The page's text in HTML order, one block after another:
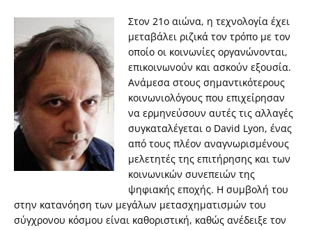
Στον 21ο αιώνα, η τεχνολογία έχει
μεταβάλει ριζικά τον τρόπο με τον
οποίο οι κοινωνίες οργανώνονται,
επικοινωνούν και ασκούν εξουσία.
Ανάμεσα στους σημαντικότερους
κοινωνιολόγους που επιχείρησαν
να ερμηνεύσουν αυτές τις αλλαγές
συγκαταλέγεται ο David Lyon, ένας
από τους πλέον αναγνωρισμένους
μελετητές της επιτήρησης και των
κοινωνικών συνεπειών της
ψηφιακής εποχής. Η συμβολή του
στην κατανόηση των μεγάλων μετασχηματισμών του
σύγχρονου κόσμου είναι καθοριστική, καθώς ανέδειξε τον